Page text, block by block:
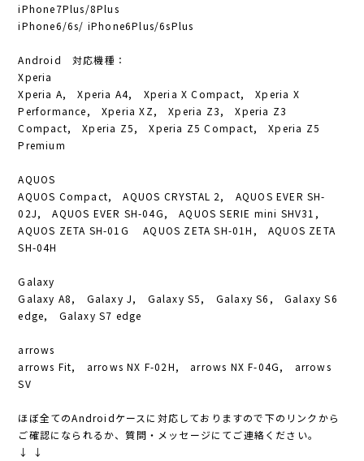
iPhone7Plus/8Plus
iPhone6/6s/ iPhone6Plus/6sPlus
Android 対応機種：
Xperia
Xperia A, Xperia A4, Xperia X Compact, Xperia X
Performance, Xperia XZ, Xperia Z3, Xperia Z3
Compact, Xperia Z5, Xperia Z5 Compact, Xperia Z5
Premium
AQUOS
AQUOS Compact, AQUOS CRYSTAL 2, AQUOS EVER SH-
02J, AQUOS EVER SH-04G, AQUOS SERIE mini SHV31,
AQUOS ZETA SH-01G AQUOS ZETA SH-01H, AQUOS ZETA
SH-04H
Galaxy
Galaxy A8, Galaxy J, Galaxy S5, Galaxy S6, Galaxy S6
edge, Galaxy S7 edge
arrows
arrows Fit, arrows NX F-02H, arrows NX F-04G, arrows
SV
ほぼ全てのAndroidケースに対応しておりますので下のリンクから
ご確認になられるか、質問・メッセージにてご連絡ください。
↓ ↓